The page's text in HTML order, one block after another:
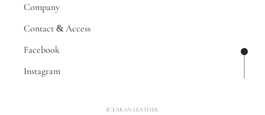
ペー
Company
Contact & Access
Facebook
Instagram
(C) AKAN LEATHER